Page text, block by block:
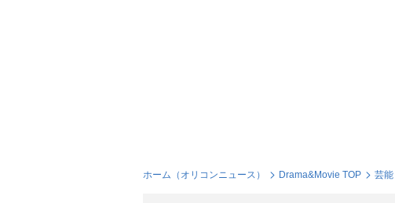
ホーム（オリコンニュース） Drama&Movie TOP 芸能